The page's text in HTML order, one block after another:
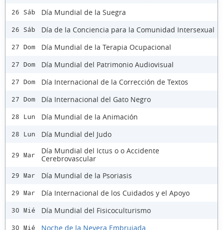
26 Sáb Día Mundial de la Suegra
26 Sáb Día de la Conciencia para la Comunidad Intersexual
27 Dom Día Mundial de la Terapia Ocupacional
27 Dom Día Mundial del Patrimonio Audiovisual
27 Dom Día Internacional de la Corrección de Textos
27 Dom Día Internacional del Gato Negro
28 Lun Día Mundial de la Animación
28 Lun Día Mundial del Judo
29 Mar
Día Mundial del Ictus o o Accidente
Cerebrovascular
29 Mar Día Mundial de la Psoriasis
29 Mar Día Internacional de los Cuidados y el Apoyo
30 Mié Día Mundial del Fisicoculturismo
30 Mié Noche de la Nevera Embrujada